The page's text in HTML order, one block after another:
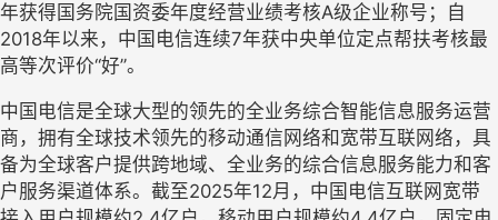
年获得国务院国资委年度经营业绩考核A级企业称号；自
2018年以来，中国电信连续7年获中央单位定点帮扶考核最
高等次评价“好”。
中国电信是全球大型的领先的全业务综合智能信息服务运营
商，拥有全球技术领先的移动通信网络和宽带互联网络，具
备为全球客户提供跨地域、全业务的综合信息服务能力和客
户服务渠道体系。截至2025年12月，中国电信互联网宽带